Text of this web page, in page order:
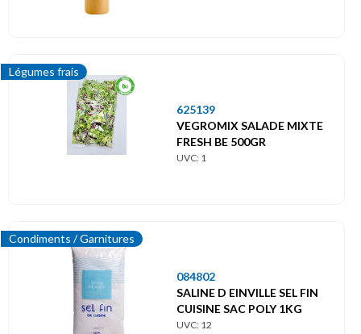
Légumes frais
625139
VEGROMIX SALADE MIXTE
FRESH BE 500GR
UVC: 1
Condiments / Garnitures
084802
SALINE D EINVILLE SEL FIN
CUISINE SAC POLY 1KG
UVC: 12